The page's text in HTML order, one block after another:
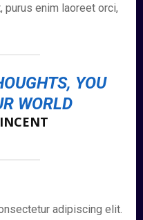
purus enim laoreet orci,
YOU
WORLD
adipiscing elit.